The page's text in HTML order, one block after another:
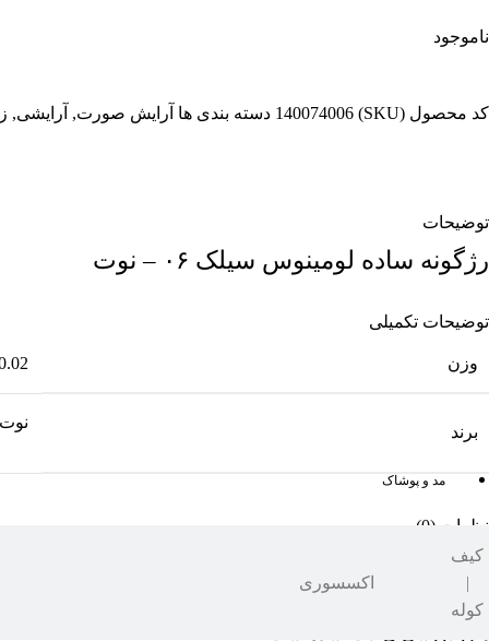
مد و پوشاک
کیف
|
کوله
اکسسوری
ناموجود
کد محصول (SKU) 140074006 دسته بندی ها آرایش صورت, آرایشی,
توضیحات
رژگونه ساده لومینوس سیلک ۰۶ – نوت
توضیحات تکمیلی
وزن 0.02
برند
نوت
نظرات (0)
نقد و بررسی‌ها